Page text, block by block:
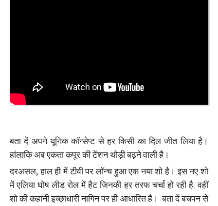
बता दें अपने यूनिक कॉन्सेप्ट से हर किसी का दिल जीत लिया है।
हांलाकि अब एकता कपूर की टेंशन थोड़ी बढ़ने वाली है।
दरअसल, हाल ही में टीवी पर लॉन्च हुआ एक नया शो है। इस नए शो
में एलिया घोष लीड रोल में हैट जिनकी हर तरफ चर्चा हो रही है. वहीं
शो की कहानी इच्छाधारी नागिन पर ही आधारित है। बता दें बचपन से